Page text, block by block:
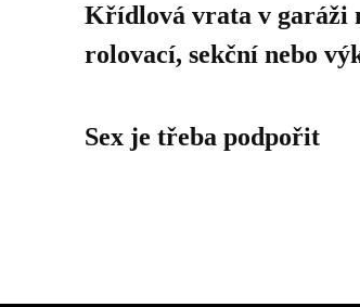
Křídlová vrata v garáži
rolovací, sekční nebo
Sex je třeba podpořit